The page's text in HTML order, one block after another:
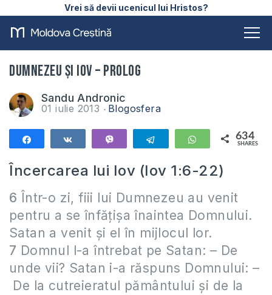
Vrei să devii ucenicul lui Hristos?
Dumnezeu și Iov – Prolog
Sandu Andronic
01 iulie 2013 Blogosfera
Telegram WhatsApp
634
SHARES
Încercarea lui Iov (Iov 1:6-22)
6 Într-o zi, fiii lui Dumnezeu au venit
pentru a se înfăţişa înaintea Domnului.
Satan a venit şi el în mijlocul lor.
7 Domnul l-a întrebat pe Satan: – De
unde vii? Satan i-a răspuns Domnului:–
De la cutreieratul pământului şi de la